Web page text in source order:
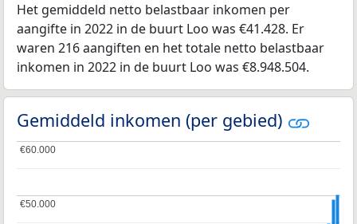
Het gemiddeld netto belastbaar inkomen per
aangifte in 2022 in de buurt Loo was €41.428. Er
waren 216 aangiften en het totale netto belastbaar
inkomen in 2022 in de buurt Loo was €8.948.504.
Gemiddeld inkomen (per gebied)
€50.000
€50.000
€60.000
€60.000